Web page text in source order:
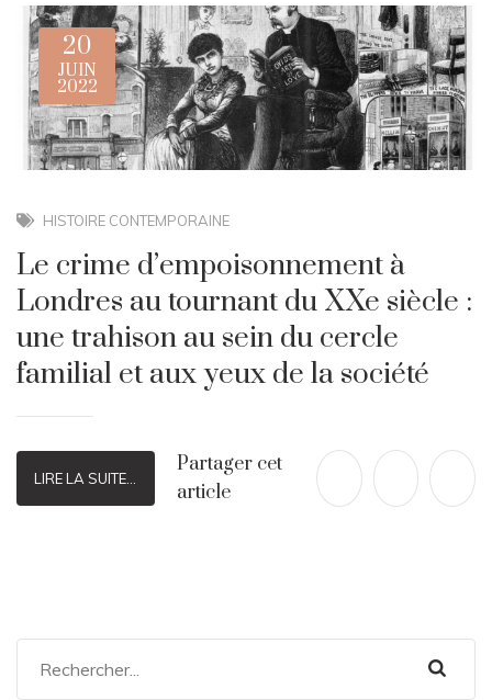
20
JUIN
2022
HISTOIRE CONTEMPORAINE
Le crime d’empoisonnement à
Londres au tournant du XXe siècle :
une trahison au sein du cercle
familial et aux yeux de la société
LIRE LA SUITE...
Partager cet
article